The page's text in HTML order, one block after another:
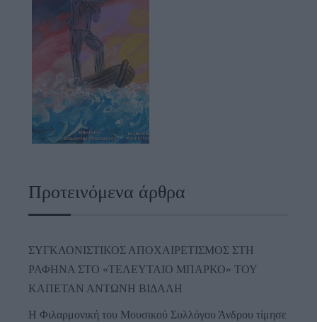
Προτεινόμενα άρθρα
ΣΥΓΚΛΟΝΙΣΤΙΚΟΣ ΑΠΟΧΑΙΡΕΤΙΣΜΟΣ ΣΤΗ
ΡΑΦΗΝΑ ΣΤΟ «ΤΕΛΕΥΤΑΙΟ ΜΠΑΡΚΟ» ΤΟΥ
ΚΑΠΕΤΑΝ ΑΝΤΩΝΗ ΒΙΔΑΛΗ
Η Φιλαρμονική του Μουσικού Συλλόγου Άνδρου τίμησε